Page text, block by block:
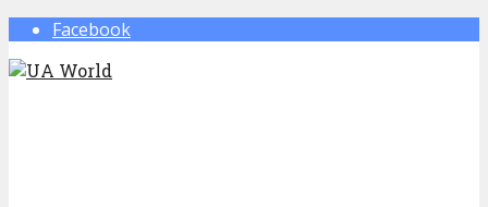
Facebook